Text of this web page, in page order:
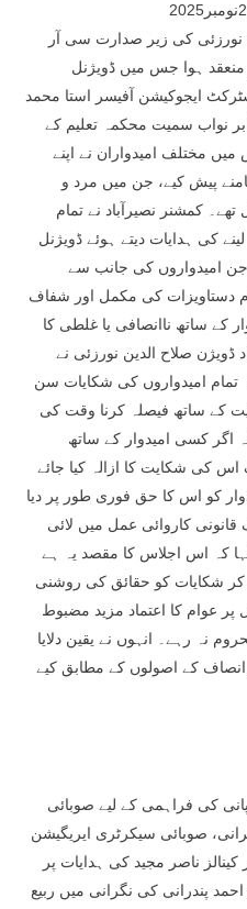
نورزئی کی زیر صدارت سی آر
ہوا جس میں ڈویژنل
ایجوکیشن آفیسر استا محمد
نواب سمیت محکمہ تعلیم کے
مختلف امیدواران نے اپنے
پیش کیے، جن میں مرد و
کمشنر نصیرآباد نے تمام
کی ہدایات دیتے ہوئے ڈویژنل
جن امیدواروں کی جانب سے
دستاویزات کی مکمل اور شفاف
کے ساتھ ناانصافی یا غلطی کا
ڈویژن صلاح الدین نورزئی نے
امیدواروں کی شکایات سن
کے ساتھ فیصلہ کرنا وقت کی
اگر کسی امیدوار کے ساتھ
کی شکایت کا ازالہ کیا جائے
کو اس کا حق فوری طور پر دیا
کاروائی عمل میں لائی
کہ اس اجلاس کا مقصد یہ ہے
کر شکایات کو حقائق کی روشنی
پر عوام کا اعتماد مزید مضبوط
نہ رہے۔ انہوں نے یقین دلایا
کے اصولوں کے مطابق کیے
کی فراہمی کے لیے صوبائی
صوبائی سیکرٹری ایریگیشن
ناصر مجید کی ہدایات پر
احمد پندرانی کی نگرانی میں ربیع